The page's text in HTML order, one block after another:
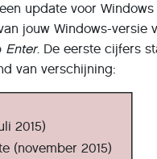
update voor
jouw Windows-
Enter. De eerste cijfers
van verschijning:
2015)
(november 2015)